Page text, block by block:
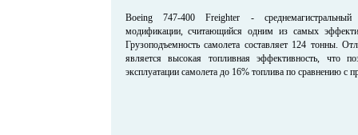
Boeing 747-400 Freighter - среднемагистральный
модификации, считающийся одним из самых
Грузоподъемность самолета составляет 124 тонны.
является высокая топливная эффективность, что
эксплуатации самолета до 16% топлива по сравнению с